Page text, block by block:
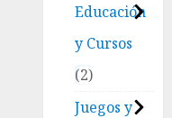
Educación
y Cursos
2
Juegos y